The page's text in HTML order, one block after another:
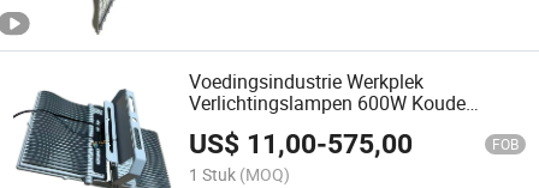
Voedingsindustrie Werkplek
Verlichtingslampen 600W Koude
Opslag LED Hoge Bay Licht 6500K voor
Veiligheid
US$ 11,00-575,00 FOB
1 Stuk (MOQ)